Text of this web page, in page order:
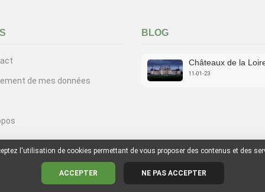
de mes données
BLOG
Châteaux de la
11-01-23
l'utilisation de cookies permettant de vous proposer des contenus et des
ACCEPTER NE PAS ACCEPTER